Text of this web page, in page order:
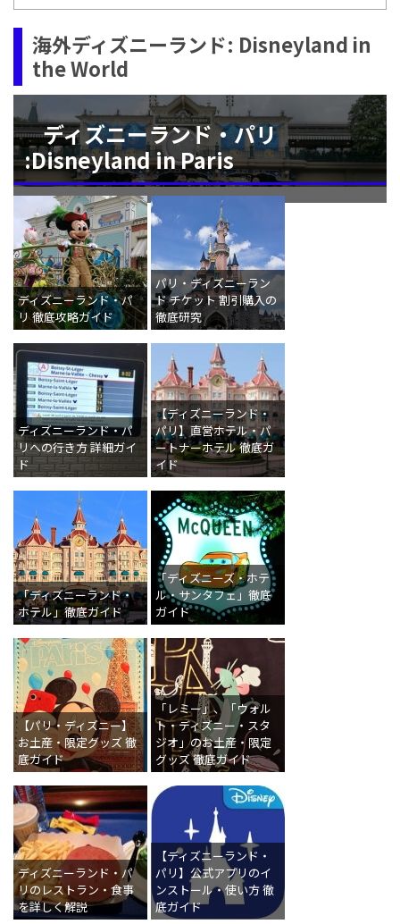
海外ディズニーランド: Disneyland in
the World
ディズニーランド・パリ
:Disneyland in Paris
ディズニーランド・パ
リ 徹底攻略ガイド
パリ・ディズニーラン
ド チケット 割引購入の
徹底研究
ディズニーランド・パ
リへの行き方 詳細ガイ
ド
【ディズニーランド・
パリ】直営ホテル・パ
ートナーホテル 徹底ガ
イド
「ディズニーランド・
ホテル」徹底ガイド
「ディズニーズ・ホテ
ル・サンタフェ」徹底
ガイド
【パリ・ディズニー】
お土産・限定グッズ 徹
底ガイド
「レミー」、「ウォル
ト・ディズニー・スタ
ジオ」のお土産・限定
グッズ 徹底ガイド
ディズニーランド・パ
リのレストラン・食事
を詳しく解説
【ディズニーランド・
パリ】公式アプリのイ
ンストール・使い方 徹
底ガイド